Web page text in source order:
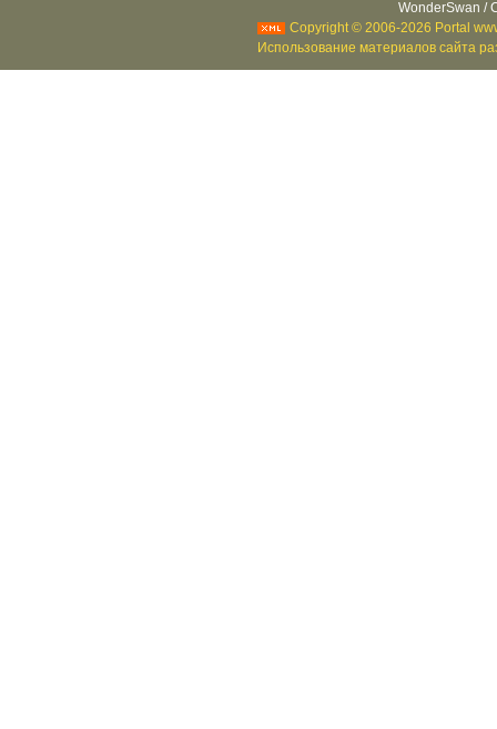
WonderSwan /
Copyright © 2006-2026 Portal
Использование материалов сайта